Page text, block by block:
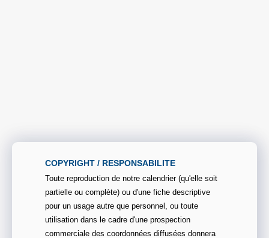
COPYRIGHT / RESPONSABILITE
Toute reproduction de notre calendrier (qu'elle soit
partielle ou complète) ou d'une fiche descriptive
pour un usage autre que personnel, ou toute
utilisation dans le cadre d'une prospection
commerciale des coordonnées diffusées donnera